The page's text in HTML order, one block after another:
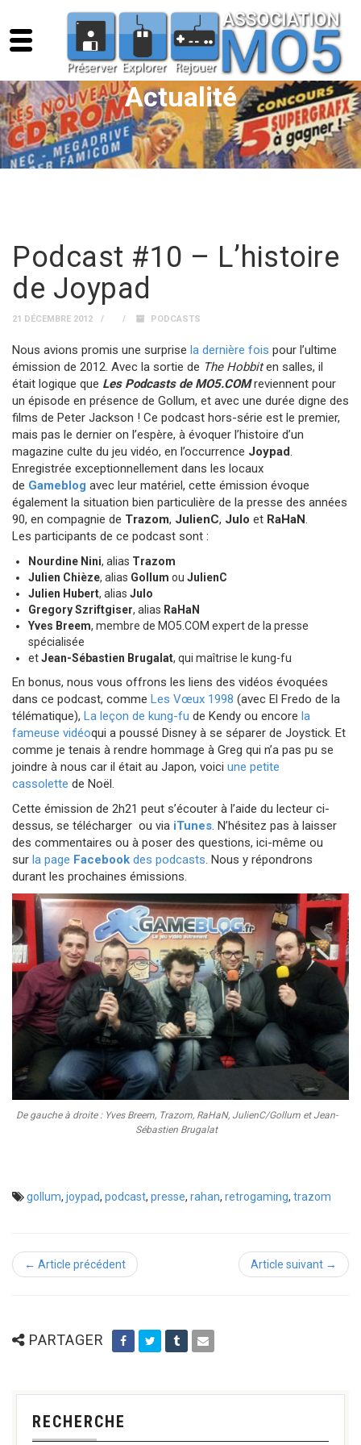
Actualité
Podcast #10 – L’histoire
de Joypad
21 DÉCEMBRE 2012 PODCASTS
Nous avions promis une surprise la dernière fois pour l’ultime
émission de 2012. Avec la sortie de The Hobbiten salles, il
était logique que Les Podcasts de MO5.COMreviennent pour
un épisode en présence de Gollum, et avec une durée digne des
films de Peter Jackson ! Ce podcast hors-série est le premier,
mais pas le dernier on l’espère, à évoquer l’histoire d’un
magazine culte du jeu vidéo, en l’occurrence Joypad.
Enregistrée exceptionnellement dans les locaux
de Gameblog avec leur matériel, cette émission évoque
également la situation bien particulière de la presse des années
90, en compagnie de Trazom, JulienC, Julo et RaHaN.
Les participants de ce podcast sont :
Nourdine Nini, alias Trazom
Julien Chièze, alias Gollum ou JulienC
Julien Hubert, alias Julo
Gregory Szriftgiser, alias RaHaN
Yves Breem, membre de MO5.COM expert de la presse
spécialisée
etJean-Sébastien Brugalat, qui maîtrise le kung-fu
En bonus, nous vous offrons les liens des vidéos évoquées
dans ce podcast, comme Les Vœux 1998 (avec El Fredo de la
télématique), La leçon de kung-fu de Kendy ou encore la
fameuse vidéoqui a poussé Disney à se séparer de Joystick. Et
comme je tenais à rendre hommage à Greg qui n’a pas pu se
joindre à nous car il était au Japon, voici une petite
cassolette de Noël.
Cette émission de 2h21 peut s’écouter à l’aide du lecteur ci-
dessus, se télécharger ou via iTunes. N’hésitez pas à laisser
des commentaires ou à poser des questions, ici-même ou
sur la page Facebook des podcasts. Nous y répondrons
durant les prochaines émissions.
De gauche à droite : Yves Breem, Trazom, RaHaN, JulienC/Gollum et Jean-
Sébastien Brugalat
gollum, joypad, podcast, presse, rahan, retrogaming, trazom
← Article précédent Article suivant →
PARTAGER
RECHERCHE